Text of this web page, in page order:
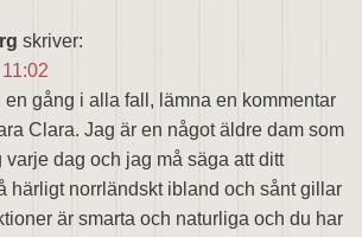
skriver:
en gång i alla fall, lämna en kommentar
Clara. Jag är en något äldre dam som
dag och jag må säga att ditt
härligt norrländskt ibland och sånt gillar
är smarta och naturliga och du har